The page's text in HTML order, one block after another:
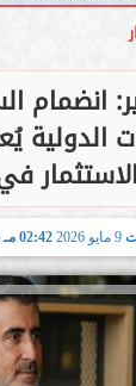
انضمام
الدولية
الاستثمار
02:42 مـ